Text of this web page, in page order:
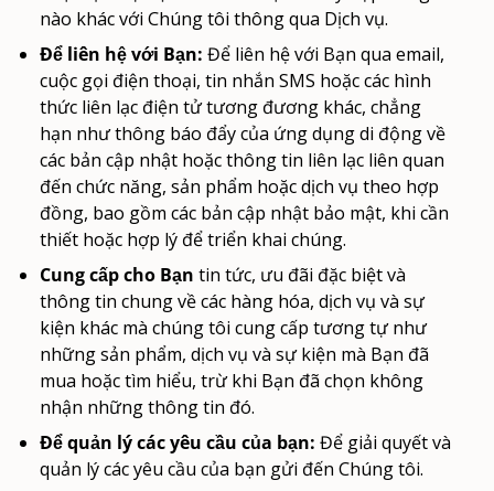
nào khác với Chúng tôi thông qua Dịch vụ.
Để liên hệ với Bạn: Để liên hệ với Bạn qua email,
cuộc gọi điện thoại, tin nhắn SMS hoặc các hình
thức liên lạc điện tử tương đương khác, chẳng
hạn như thông báo đẩy của ứng dụng di động về
các bản cập nhật hoặc thông tin liên lạc liên quan
đến chức năng, sản phẩm hoặc dịch vụ theo hợp
đồng, bao gồm các bản cập nhật bảo mật, khi cần
thiết hoặc hợp lý để triển khai chúng.
Cung cấp cho Bạn tin tức, ưu đãi đặc biệt và
thông tin chung về các hàng hóa, dịch vụ và sự
kiện khác mà chúng tôi cung cấp tương tự như
những sản phẩm, dịch vụ và sự kiện mà Bạn đã
mua hoặc tìm hiểu, trừ khi Bạn đã chọn không
nhận những thông tin đó.
Để quản lý các yêu cầu của bạn: Để giải quyết và
quản lý các yêu cầu của bạn gửi đến Chúng tôi.